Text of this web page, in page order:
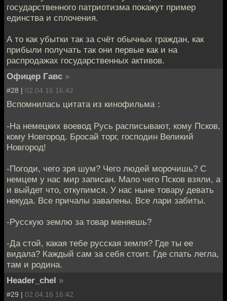
государственного патриотизма покажут пример
единства и сплочения.
А то как убытки так за счёт обычных граждан, как
прибыли получать так они первые как и на
распродажах государственных активов.
Офицер Гавс »
#28 | 02.04.16 16:42
Вспомнилась цитата из кинофильма：
-На немецких воевод Русь расписывают, кому Псков,
кому Новгород. Бросай торг, господин Великий
Новгород!
-Погоди, чего зря шум? Чего людей морочишь? С
немцем у нас мир записан. Мало чего Псков взяли, а
и выйдет что, откупимся. У нас ныне товару девать
некуда. Все причалы завалены. Все лари забиты.
-Русскую землю за товар меняешь?
-Да стой, какая тебе русская земля? Где ты ее
видала? Каждый сам за себя стоит. Где спать легла,
там и родина.
Header_chel »
#29 | 02.04.16 16:42